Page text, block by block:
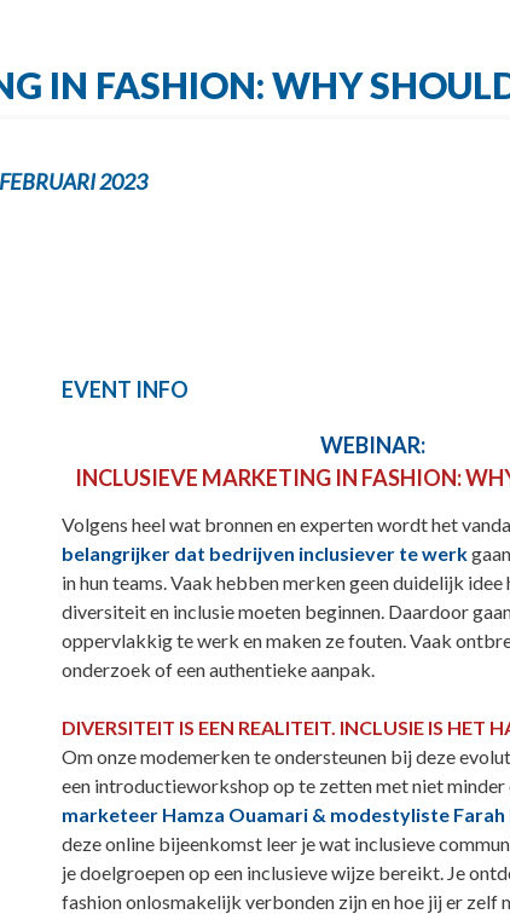
IN FASHION: WHY
2023
EVENT INFO
WEBINAR:
INCLUSIEVE MARKETING IN FASHION:
Volgens heel wat bronnen en experten wordt het
belangrijker dat bedrijven inclusiever te werk
in hun teams. Vaak hebben merken geen duidelijk idee
diversiteit en inclusie moeten beginnen. Daardoor
oppervlakkig te werk en maken ze fouten. Vaak
onderzoek of een authentieke aanpak.
DIVERSITEIT IS EEN REALITEIT. INCLUSIE IS HET
Om onze modemerken te ondersteunen bij deze
een introductieworkshop op te zetten met niet minder
marketeer Hamza Ouamari & modestyliste Farah
deze online bijeenkomst leer je wat inclusieve
je doelgroepen op een inclusieve wijze bereikt. Je
fashion onlosmakelijk verbonden zijn en hoe jij er zelf